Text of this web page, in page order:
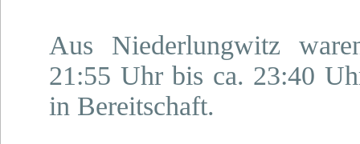
Aus Niederlungwitz
21:55 Uhr bis ca. 23:40
in Bereitschaft.